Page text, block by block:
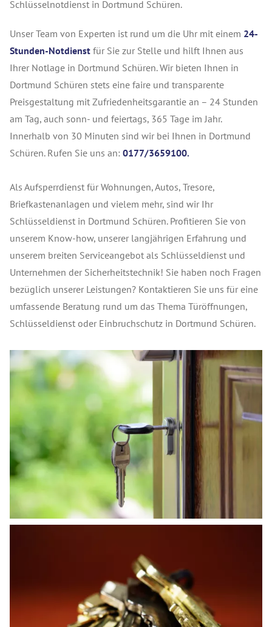
Schlüsselnotdienst in Dortmund Schüren.
Unser Team von Experten ist rund um die Uhr mit einem 24-
Stunden-Notdienst für Sie zur Stelle und hilft Ihnen aus
Ihrer Notlage in Dortmund Schüren. Wir bieten Ihnen in
Dortmund Schüren stets eine faire und transparente
Preisgestaltung mit Zufriedenheitsgarantie an – 24 Stunden
am Tag, auch sonn- und feiertags, 365 Tage im Jahr.
Innerhalb von 30 Minuten sind wir bei Ihnen in Dortmund
Schüren. Rufen Sie uns an: 0177/3659100.
Als Aufsperrdienst für Wohnungen, Autos, Tresore,
Briefkastenanlagen und vielem mehr, sind wir Ihr
Schlüsseldienst in Dortmund Schüren. Profitieren Sie von
unserem Know-how, unserer langjährigen Erfahrung und
unserem breiten Serviceangebot als Schlüsseldienst und
Unternehmen der Sicherheitstechnik! Sie haben noch Fragen
bezüglich unserer Leistungen? Kontaktieren Sie uns für eine
umfassende Beratung rund um das Thema Türöffnungen,
Schlüsseldienst oder Einbruchschutz in Dortmund Schüren.